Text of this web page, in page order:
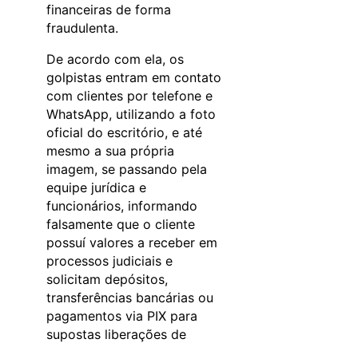
financeiras de forma
fraudulenta.
De acordo com ela, os
golpistas entram em contato
com clientes por telefone e
WhatsApp, utilizando a foto
oficial do escritório, e até
mesmo a sua própria
imagem, se passando pela
equipe jurídica e
funcionários, informando
falsamente que o cliente
possuí valores a receber em
processos judiciais e
solicitam depósitos,
transferências bancárias ou
pagamentos via PIX para
supostas liberações de